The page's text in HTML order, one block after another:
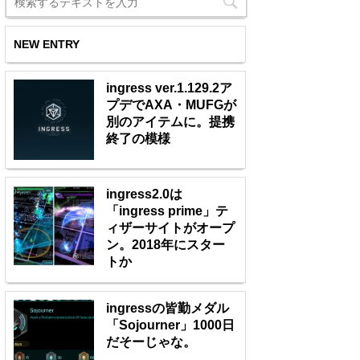
NEW ENTRY
ingress ver.1.129.2ア
プデでAXA・MUFGが
別のアイテムに。提携
終了の模様
ingress2.0は
「ingress prime」テ
ィザーサイトがオープ
ン。2018年にスター
トか
ingressの皆勤メダル
「Sojourner」1000日
だそーじゃな。